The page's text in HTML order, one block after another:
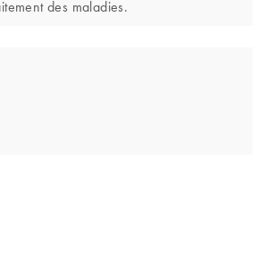
des maladies.